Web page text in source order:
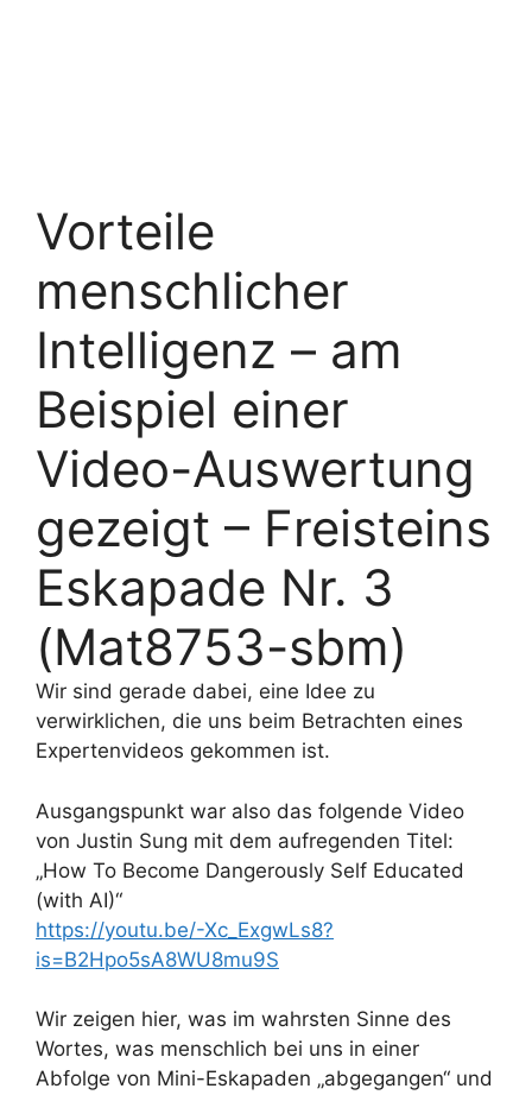
Vorteile
menschlicher
Intelligenz – am
Beispiel einer
Video-Auswertung
gezeigt – Freisteins
Eskapade Nr. 3
(Mat8753-sbm)
Wir sind gerade dabei, eine Idee zu
verwirklichen, die uns beim Betrachten eines
Expertenvideos gekommen ist.
Ausgangspunkt war also das folgende Video
von Justin Sung mit dem aufregenden Titel:
„How To Become Dangerously Self Educated
(with AI)“
https://youtu.be/-Xc_ExgwLs8?
is=B2Hpo5sA8WU8mu9S
Wir zeigen hier, was im wahrsten Sinne des
Wortes, was menschlich bei uns in einer
Abfolge von Mini-Eskapaden „abgegangen“ und